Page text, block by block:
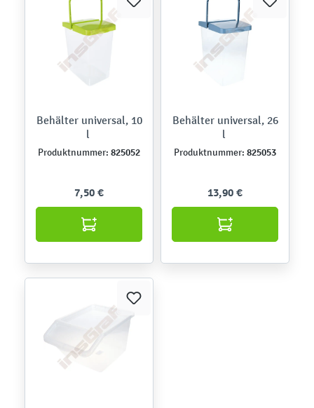
Behälter universal, 10
l
Produktnummer: 825052
7,50 €
Behälter universal, 26
l
Produktnummer: 825053
13,90 €